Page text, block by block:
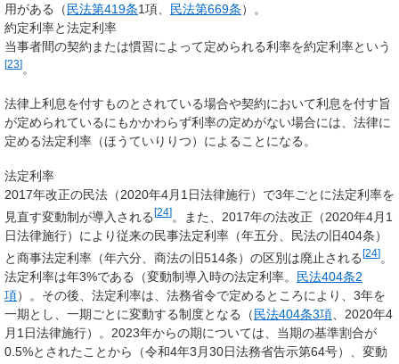
用がある（民法第419条1項、 民法第669条）。
約定利率と法定利率
当事者間の契約または慣習によって定められる利率を約定利率という
[23]。
法律上利息を付すものとされている場合や契約において利息を付す旨
が定められているにもかかわらず利率の定めがない場合には、法律に
定める法定利率 （ほうていりりつ）によることになる。
法定利率
2017年改正の民法（2020年4月1日法律施行）で3年ごとに法定利率を
見直す変動制が導入される [24] 。また、2017年の法改正（2020年4月1
日法律施行）により従来の民事法定利率（年五分、民法の旧404条）
と商事法定利率（年六分、商法の旧514条）の区別は廃止される [24] 。
法定利率は年3%である（変動制導入時の法定利率。
民法404条2
項）。その後、法定利率は、法務省令で定めるところにより、3年を
一期とし、一期ごとに変動する制度となる（ 民法404条3項 、2020年4
月1日法律施行）。2023年からの期については、当期の基準割合が
0.5%とされたことから（令和4年3月30日法務省告示第64号）、変動